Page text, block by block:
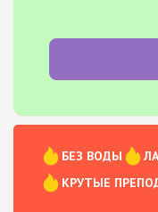
БЕЗ ВОДЫ
КРУТЫЕ